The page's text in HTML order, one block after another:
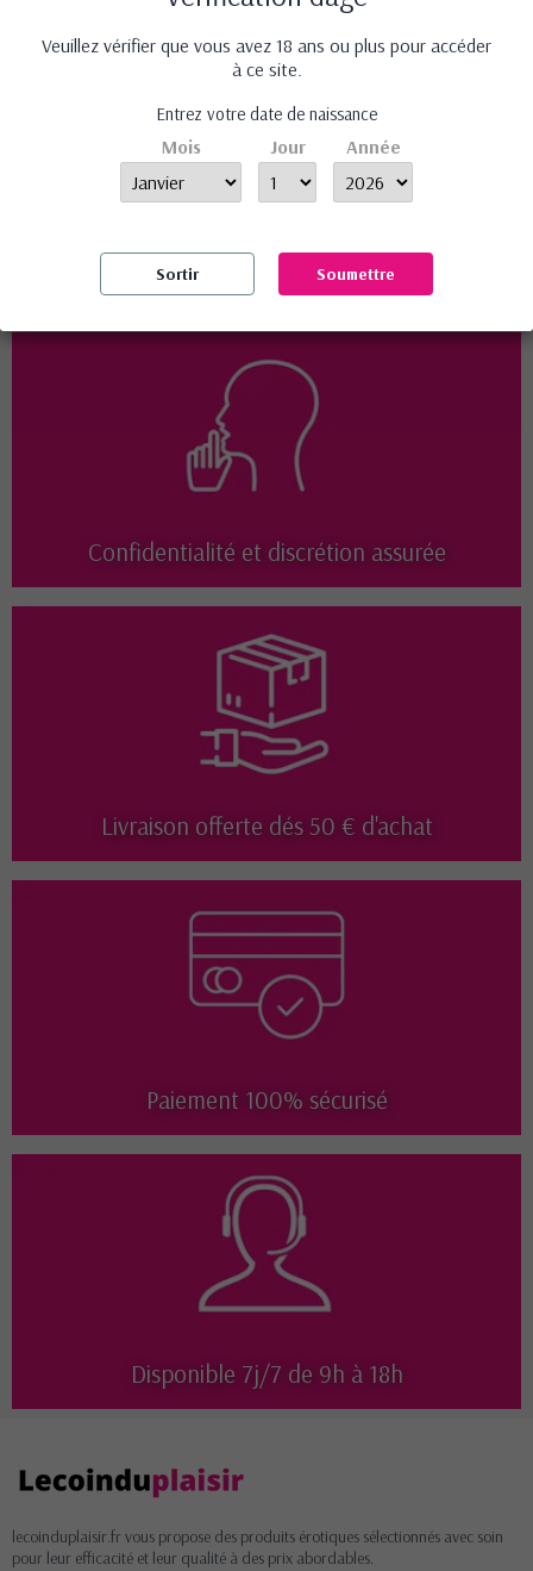
Retardant éjaculation
BIO - Divinextases
19,90 €
Avis (0)
Aucun avis n'a été publié pour le moment.
Confidentialité et discrétion assurée
Livraison offerte dés 50 € d'achat
Paiement 100% sécurisé
Disponible 7j/7 de 9h à 18h
lecoinduplaisir.fr vous propose des produits érotiques sélectionnés avec soin
pour leur efficacité et leur qualité à des prix abordables.
Veuillez vérifier que vous avez 18 ans ou plus pour accéder
à ce site.
Entrez votre date de naissance
Mois Jour Année
Sortir Soumettre